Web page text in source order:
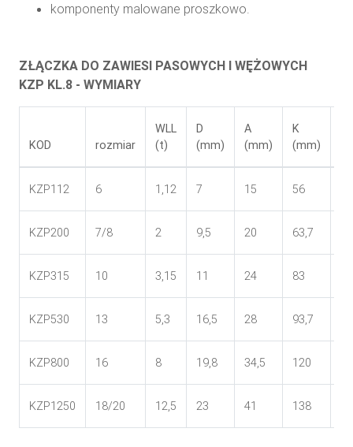
komponenty malowane proszkowo.
ZŁĄCZKA DO ZAWIESI PASOWYCH I WĘŻOWYCH
KZP KL.8 - WYMIARY
KOD rozmiar
WLL
(t)
D
(mm)
A
(mm)
K
(mm)
KZP112 6 1,12 7 15 56
KZP200 7/8 2 9,5 20 63,7
KZP315 10 3,15 11 24 83
KZP530 13 5,3 16,5 28 93,7
KZP800 16 8 19,8 34,5 120
KZP1250 18/20 12,5 23 41 138